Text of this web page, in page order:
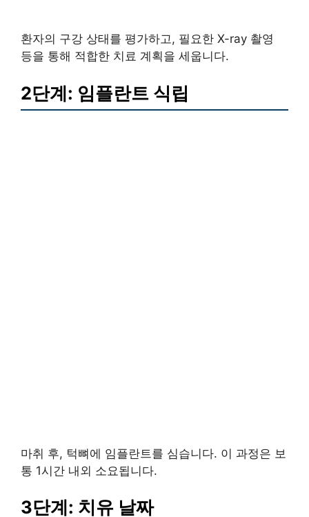
환자의 구강 상태를 평가하고, 필요한 X-ray 촬영
등을 통해 적합한 치료 계획을 세웁니다.
2단계: 임플란트 식립
마취 후, 턱뼈에 임플란트를 심습니다. 이 과정은 보
통 1시간 내외 소요됩니다.
3단계: 치유 날짜